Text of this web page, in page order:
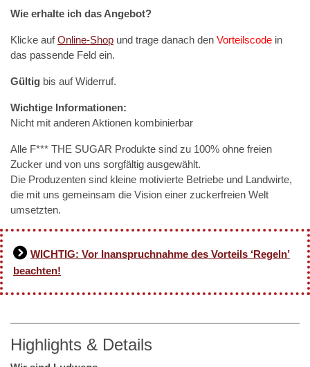
Wie erhalte ich das Angebot?
Klicke aufOnline-Shop und trage danach den Vorteilscode in
das passende Feld ein.
Gültig bis auf Widerruf.
Wichtige Informationen:
Nicht mit anderen Aktionen kombinierbar
Alle F*** THE SUGAR Produkte sind zu 100% ohne freien
Zucker und von uns sorgfältig ausgewählt.
Die Produzenten sind kleine motivierte Betriebe und Landwirte,
die mit uns gemeinsam die Vision einer zuckerfreien Welt
umsetzten.
WICHTIG: Vor Inanspruchnahme des Vorteils ‘Regeln’
beachten!
Highlights & Details